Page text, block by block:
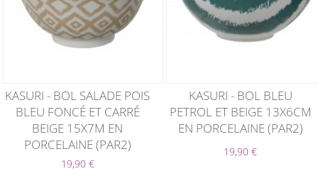
KASURI - BOL SALADE POIS
BLEU FONCÉ ET CARRÉ
BEIGE 15X7M EN
PORCELAINE (PAR2)
19,90 €
KASURI - BOL BLEU
PETROL ET BEIGE 13X6CM
EN PORCELAINE (PAR2)
19,90 €